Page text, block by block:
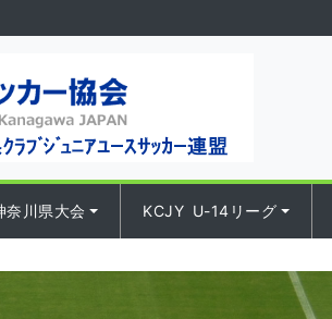
川県大会 KCJY U-14リーグ